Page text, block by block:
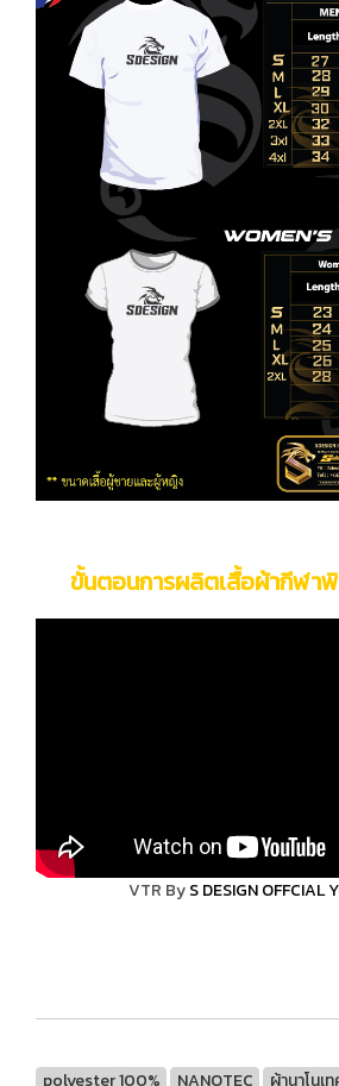
ขั้นตอนการผลิตเสื้อผ้ากีฬา
VTR ByS DESIGN OFFCIAL